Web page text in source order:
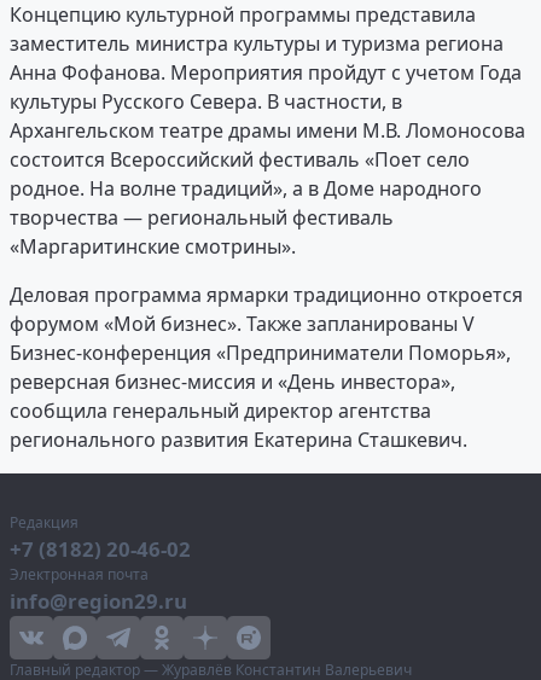
Концепцию культурной программы представила
заместитель министра культуры и туризма региона
Анна Фофанова. Мероприятия пройдут с учетом Года
культуры Русского Севера. В частности, в
Архангельском театре драмы имени М.В. Ломоносова
состоится Всероссийский фестиваль «Поет село
родное. На волне традиций», а в Доме народного
творчества — региональный фестиваль
«Маргаритинские смотрины».
Деловая программа ярмарки традиционно откроется
форумом «Мой бизнес». Также запланированы V
Бизнес-конференция «Предприниматели Поморья»,
реверсная бизнес-миссия и «День инвестора»,
сообщила генеральный директор агентства
регионального развития Екатерина Сташкевич.
Редакция
+7 (8182) 20-46-02
Электронная почта
info@region29.ru
Главный редактор — Журавлёв Константин Валерьевич